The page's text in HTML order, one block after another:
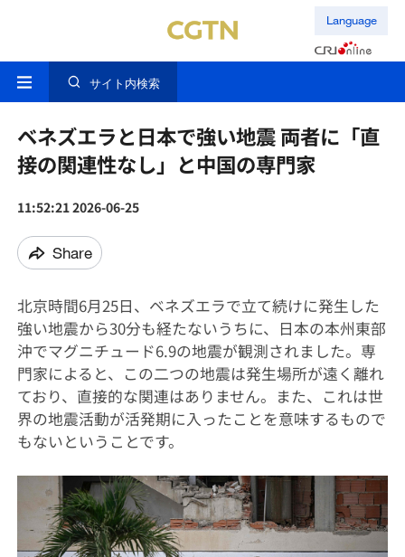
Language
サイト内検索
ベネズエラと日本で強い地震 両者に「直
接の関連性なし」と中国の専門家
11:52:21 2026-06-25
Share
北京時間6月25日、ベネズエラで立て続けに発生した
強い地震から30分も経たないうちに、日本の本州東部
沖でマグニチュード6.9の地震が観測されました。専
門家によると、この二つの地震は発生場所が遠く離れ
ており、直接的な関連はありません。また、これは世
界の地震活動が活発期に入ったことを意味するもので
もないということです。